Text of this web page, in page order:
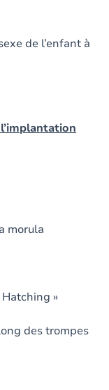
de l’enfant à
morula
»
des trompes